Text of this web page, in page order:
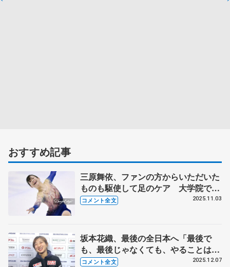
おすすめ記事
三原舞依、ファンの方からいただいた
ものも駆使して足のケア 大学院でス
ポーツ心理面の研究作業しつつ「全日
コメント全文 2025.11.03
坂本花織、最後の全日本へ「最後で
も、最後じゃなくても、やることは変
わらない」 タオル新調「春生まれな
コメント全文 2025.12.07